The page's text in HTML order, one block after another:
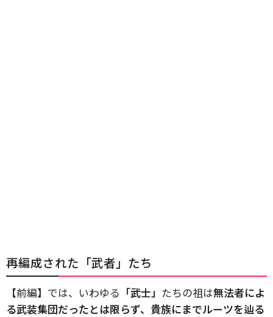
再編成された「武者」たち
【前編】では、いわゆる 「武士」 たちの祖は無法者によ
る武装集団だったとは限らず、貴族にまでルーツを辿る